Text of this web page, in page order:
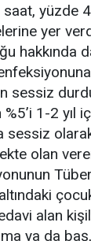
yüzde
yer
hakkında
sessiz
1-2 yıl
sessiz
olan
alan
ya da